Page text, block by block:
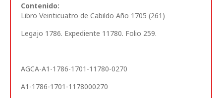
Contenido:
Libro Veinticuatro de Cabildo Año 1705 (261)
Legajo 1786. Expediente 11780. Folio 259.
AGCA-A1-1786-1701-11780-0270
A1-1786-1701-1178000270